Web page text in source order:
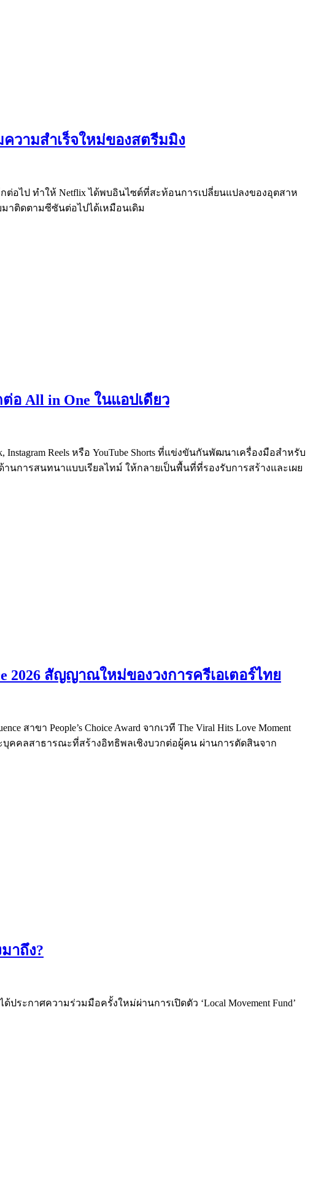
วามสำเร็จใหม่ของสตรีมมิง
อไป ทำให้ Netflix ได้พบอินไซต์ที่สะท้อนการเปลี่ยนแปลงของอุตสาห
าติดตามซีซันต่อไปได้เหมือนเดิม
อ All in One ในแอปเดียว
Reels หรือ YouTube Shorts ที่แข่งขันกันพัฒนาเครื่องมือสำหรับ
นการสนทนาแบบเรียลไทม์ ให้กลายเป็นพื้นที่ที่รองรับการสร้างและเผย
2026 สัญญาณใหม่ของวงการครีเอเตอร์ไทย
สาขา People’s Choice Award จากเวที The Viral Hits Love Moment
ะบุคคลสาธารณะที่สร้างอิทธิพลเชิงบวกต่อผู้คน ผ่านการตัดสินจาก
าถึง?
ระกาศความร่วมมือครั้งใหม่ผ่านการเปิดตัว ‘Local Movement Fund’